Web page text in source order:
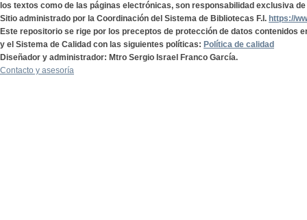
los textos como de las páginas electrónicas, son responsabilidad exclusiva
Sitio administrado por la Coordinación del Sistema de Bibliotecas F.I. https://
Este repositorio se rige por los preceptos de protección de datos contenidos
y el Sistema de Calidad con las siguientes políticas: Política de calidad
Diseñador y administrador: Mtro Sergio Israel Franco García.
Contacto y asesoría